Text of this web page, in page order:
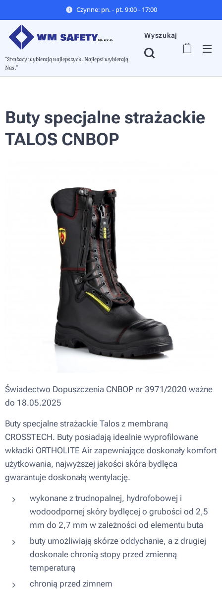
Czynne: pn. - pt. 9:00 - 17:00
"Strażacy wybierają najlepszych. Najlepsi wybierają
Nas."
Wyszukaj
Buty specjalne strażackie
TALOS CNBOP
Świadectwo Dopuszczenia CNBOP nr 3971/2020 ważne
do 18.05.2025
Buty specjalne strażackie Talos z membraną
CROSSTECH. Buty posiadają idealnie wyprofilowane
wkładki ORTHOLITE Air zapewniające doskonały komfort
użytkowania, najwyższej jakości skóra bydlęca
gwarantuje doskonałą wentylację.
wykonane z trudnopalnej, hydrofobowej i
wodoodpornej skóry bydlęcej o grubości od 2,5
mm do 2,7 mm w zależności od elementu buta
buty umożliwiają skórze oddychanie, a z drugiej
doskonale chronią stopy przed zmienną
temperaturą
chronią przed zimnem